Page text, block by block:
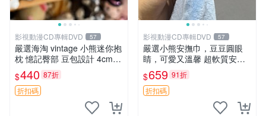
影視動漫CD專輯DVD 57
嚴選海淘 vintage 小熊迷你抱
枕 憶記臀部 豆包設計 4cm
高 推薦收藏 迷你豆包小熊、
高臀部、豆袋抱枕
$440 87折
折扣碼
影視動漫CD專輯DVD 57
嚴選小熊安撫巾，豆豆圓眼
睛，可愛又溫馨 超軟質安撫
巾，豆豆設計，哄睡好幫手
約克豆豆眼安撫巾 數碼豆豆
眼
$659 91折
折扣碼